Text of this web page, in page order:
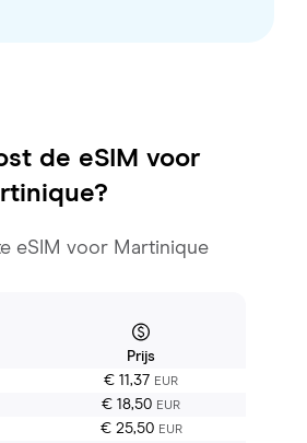
de eSIM voor
?
eSIM voor Martinique
Prijs
€ 11,37 EUR
€ 18,50 EUR
€ 25,50 EUR